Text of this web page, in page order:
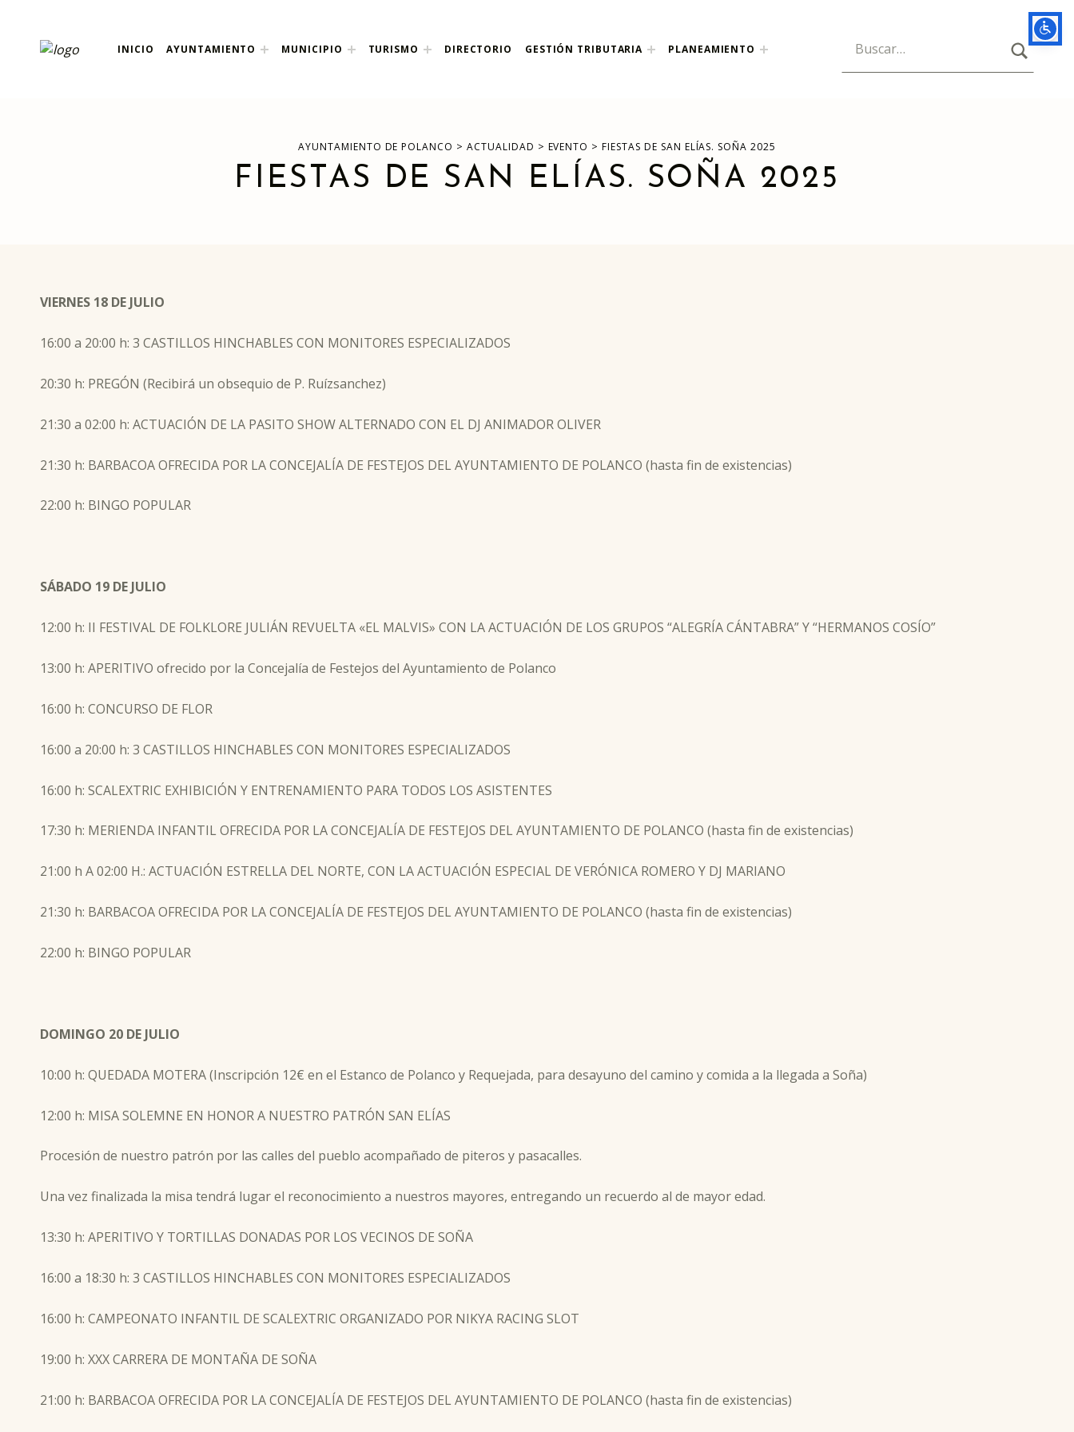
ayuntamiento de polanco
AYUNTAMIENTO DE POLANCO INICIO AYUNTAMIENTO MUNICIPIO TURISMO DIRECTORIO GESTIÓN TRIBUTARIA PLANEAMIENTO Búsqueda para: BUSCAR
AYUNTAMIENTO DE POLANCO >ACTUALIDAD > EVENTO >FIESTAS DE SAN ELÍAS. SOÑA 2025
FIESTAS DE SAN ELÍAS. SOÑA 2025
VIERNES 18 DE JULIO
16:00 a 20:00 h: 3 CASTILLOS HINCHABLES CON MONITORES ESPECIALIZADOS
20:30 h: PREGÓN (Recibirá un obsequio de P. Ruízsanchez)
21:30 a 02:00 h: ACTUACIÓN DE LA PASITO SHOW ALTERNADO CON EL DJ ANIMADOR OLIVER
21:30 h: BARBACOA OFRECIDA POR LA CONCEJALÍA DE FESTEJOS DEL AYUNTAMIENTO DE POLANCO (hasta fin de existencias)
22:00 h: BINGO POPULAR
SÁBADO 19 DE JULIO
12:00 h: II FESTIVAL DE FOLKLORE JULIÁN REVUELTA «EL MALVIS» CON LA ACTUACIÓN DE LOS GRUPOS “ALEGRÍA CÁNTABRA” Y “HERMANOS COSÍO”
13:00 h: APERITIVO ofrecido por la Concejalía de Festejos del Ayuntamiento de Polanco
16:00 h: CONCURSO DE FLOR
16:00 a 20:00 h: 3 CASTILLOS HINCHABLES CON MONITORES ESPECIALIZADOS
16:00 h: SCALEXTRIC EXHIBICIÓN Y ENTRENAMIENTO PARA TODOS LOS ASISTENTES
17:30 h: MERIENDA INFANTIL OFRECIDA POR LA CONCEJALÍA DE FESTEJOS DEL AYUNTAMIENTO DE POLANCO (hasta fin de existencias)
21:00 h A 02:00 H.: ACTUACIÓN ESTRELLA DEL NORTE, CON LA ACTUACIÓN ESPECIAL DE VERÓNICA ROMERO Y DJ MARIANO
21:30 h: BARBACOA OFRECIDA POR LA CONCEJALÍA DE FESTEJOS DEL AYUNTAMIENTO DE POLANCO (hasta fin de existencias)
22:00 h: BINGO POPULAR
DOMINGO 20 DE JULIO
10:00 h: QUEDADA MOTERA (Inscripción 12€ en el Estanco de Polanco y Requejada, para desayuno del camino y comida a la llegada a Soña)
12:00 h: MISA SOLEMNE EN HONOR A NUESTRO PATRÓN SAN ELÍAS
Procesión de nuestro patrón por las calles del pueblo acompañado de piteros y pasacalles.
Una vez finalizada la misa tendrá lugar el reconocimiento a nuestros mayores, entregando un recuerdo al de mayor edad.
13:30 h: APERITIVO Y TORTILLAS DONADAS POR LOS VECINOS DE SOÑA
16:00 a 18:30 h: 3 CASTILLOS HINCHABLES CON MONITORES ESPECIALIZADOS
16:00 h: CAMPEONATO INFANTIL DE SCALEXTRIC ORGANIZADO POR NIKYA RACING SLOT
19:00 h: XXX CARRERA DE MONTAÑA DE SOÑA
21:00 h: BARBACOA OFRECIDA POR LA CONCEJALÍA DE FESTEJOS DEL AYUNTAMIENTO DE POLANCO (hasta fin de existencias)